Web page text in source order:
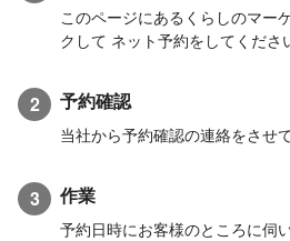
このページにあるくらしのマー
クして ネット予約をしてくださ
2 予約確認
当社から予約確認の連絡をさせ
3 作業
予約日時にお客様のところに伺